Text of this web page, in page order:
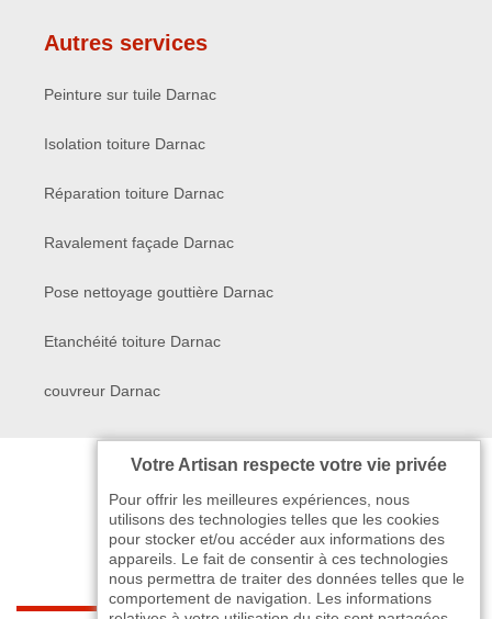
Autres services
Peinture sur tuile Darnac
Isolation toiture Darnac
Réparation toiture Darnac
Ravalement façade Darnac
Pose nettoyage gouttière Darnac
Etanchéité toiture Darnac
couvreur Darnac
Votre Artisan respecte votre vie privée
Pour offrir les meilleures expériences, nous
utilisons des technologies telles que les cookies
pour stocker et/ou accéder aux informations des
appareils. Le fait de consentir à ces technologies
nous permettra de traiter des données telles que le
comportement de navigation. Les informations